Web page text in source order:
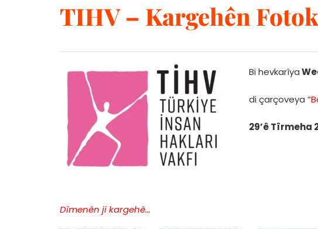
TIHV – Kargehên
Bi hevkarîya
di çarçoveya “
29’ê Tîrmeha
Dîmenên ji kargehê…